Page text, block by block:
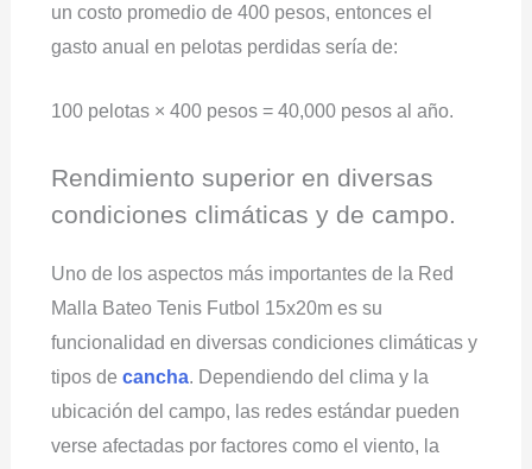
un costo promedio de 400 pesos, entonces el
gasto anual en pelotas perdidas sería de:
100 pelotas × 400 pesos = 40,000 pesos al año.
Rendimiento superior en diversas
condiciones climáticas y de campo.
Uno de los aspectos más importantes de la Red
Malla Bateo Tenis Futbol 15x20m es su
funcionalidad en diversas condiciones climáticas y
tipos de cancha. Dependiendo del clima y la
ubicación del campo, las redes estándar pueden
verse afectadas por factores como el viento, la